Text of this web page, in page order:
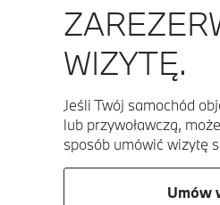
WIZYTĘ.
Jeśli Twój samochód
lub przywoławczą,
sposób umówić wizytę
Umów